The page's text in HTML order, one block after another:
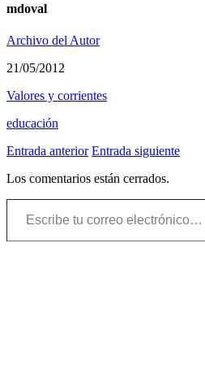
mdoval
Archivo del Autor
21/05/2012
Valores y corrientes
educación
Entrada anterior Entrada siguiente
Los comentarios están cerrados.
Escribe tu correo electrónico…